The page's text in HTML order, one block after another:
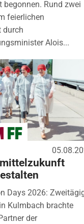
begonnen. Rund zwei
feierlichen
durch
Alois...
Days 2026:
Kulmbach brachte
der